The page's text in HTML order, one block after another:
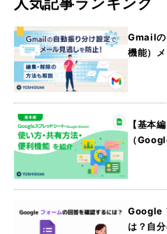
Gmailの
機能）
【基本
（
Google
は？自